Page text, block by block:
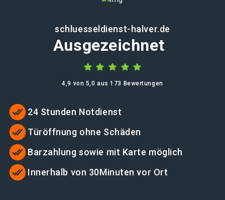
schluesseldienst-halver.de
Ausgezeichnet
4,9 von 5,0 aus 173 Bewertungen
24 Stunden Notdienst
Türöffnung ohne Schäden
Barzahlung sowie mit Karte möglich
Innerhalb von 30Minuten vor Ort